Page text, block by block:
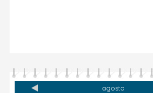
agosto